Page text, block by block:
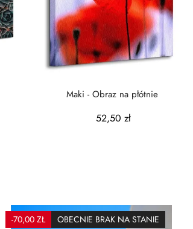
Maki - Obraz na płótnie
52,50 zł
-70,00 ZŁ OBECNIE BRAK NA STANIE